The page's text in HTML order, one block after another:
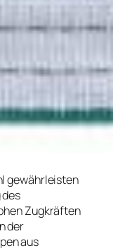
gewährleisten
Zugkräften
der
aus